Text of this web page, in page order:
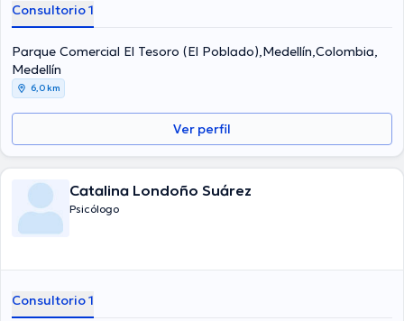
Consultorio 1
Parque Comercial El Tesoro (El Poblado),Medellín,Colombia,
Medellín
6,0 km
Ver perfil
Catalina Londoño Suárez
Psicólogo
Consultorio 1